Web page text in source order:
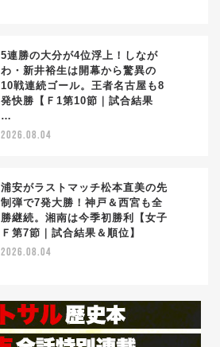
5連勝の大分が4位浮上！しなが
わ・新井裕生は開幕から驚異の
10戦連続ゴール。王者名古屋も8
発快勝【Ｆ1第10節｜試合結果
…
2026.08.04
浦安がラストマッチ松本直美の先
制弾で7発大勝！神戸＆西宮も全
勝継続。湘南は今季初勝利【女子
Ｆ第7節｜試合結果＆順位】
2026.08.04